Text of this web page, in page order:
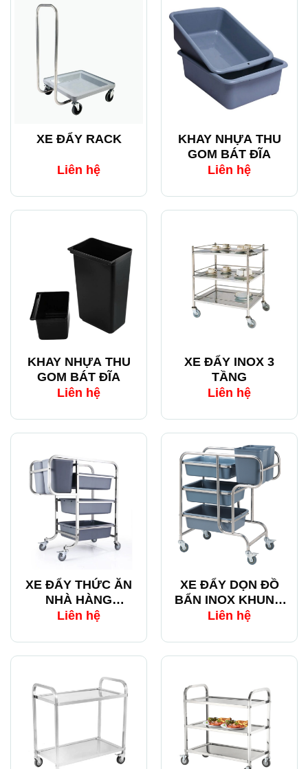
XE ĐẨY RACK
Liên hệ
KHAY NHỰA THU
GOM BÁT ĐĨA
Liên hệ
KHAY NHỰA THU
GOM BÁT ĐĨA
Liên hệ
XE ĐẨY INOX 3
TẦNG
Liên hệ
XE ĐẨY THỨC ĂN
NHÀ HÀNG
KHUNG VUÔNG
Liên hệ
XE ĐẨY DỌN ĐỒ
BẨN INOX KHUNG
TRÒN
Liên hệ